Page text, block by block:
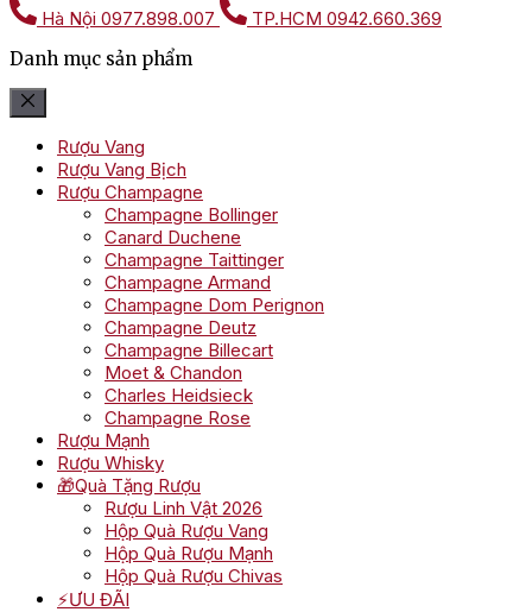
Hà Nội 0977.898.007 TP.HCM 0942.660.369
Danh mục sản phẩm
Rượu Vang
Rượu Vang Bịch
Rượu Champagne
Champagne Bollinger
Canard Duchene
Champagne Taittinger
Champagne Armand
Champagne Dom Perignon
Champagne Deutz
Champagne Billecart
Moet & Chandon
Charles Heidsieck
Champagne Rose
Rượu Mạnh
Rượu Whisky
🎁Quà Tặng Rượu
Rượu Linh Vật 2026
Hộp Quà Rượu Vang
Hộp Quà Rượu Mạnh
Hộp Quà Rượu Chivas
⚡ƯU ĐÃI